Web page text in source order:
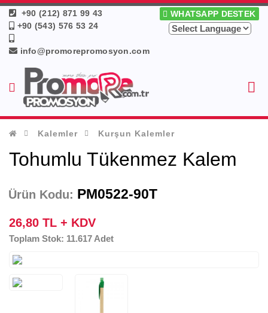
+90 (212) 871 99 43
+90 (543) 576 53 24
info@promorepromosyon.com
WHATSAPP DESTEK
Kalemler Kurşun Kalemler
Tohumlu Tükenmez Kalem
Ürün Kodu: PM0522-90T
26,80 TL + KDV
Toplam Stok: 11.617 Adet